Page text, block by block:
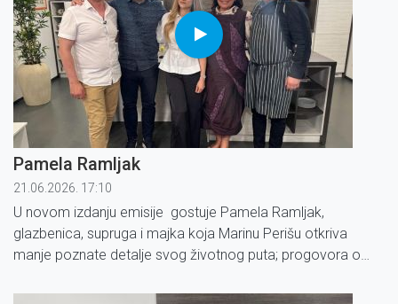
Pamela Ramljak
21.06.2026. 17:10
U novom izdanju emisije gostuje Pamela Ramljak,
glazbenica, supruga i majka koja Marinu Perišu otkriva
manje poznate detalje svog životnog puta; progovora o